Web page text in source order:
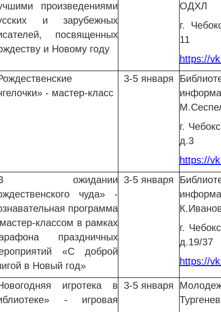
произведениями
и зарубежных
посвященных
и Новому году
ОДХЛ
г.
11
https://
- мастер-класс
3-5 января
г.
д.3
https://
ожидании
чуда» -
программа
классом в рамках
праздничных
«С доброй
в Новый год»
3-5 января
г.
д.19/37
https://
игротека в
- игровая
3-5 января